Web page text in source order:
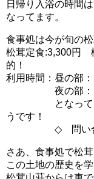
日帰り入浴の時間
なってます。
食事処は今が旬
松茸定食:3,300円
的！
利用時間：昼の部
夜の部：17：
となってます
うです！
◇ 問い合わせ
さあ、食事処で松
この土地の歴史を